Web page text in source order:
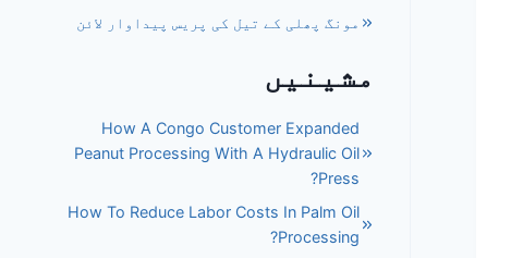
مونگ پھلی کے تیل کی پریس پیداوار لائن
مشینیں
How A Congo Customer Expanded
Peanut Processing With A Hydraulic Oil
Press?
How To Reduce Labor Costs In Palm Oil
Processing?